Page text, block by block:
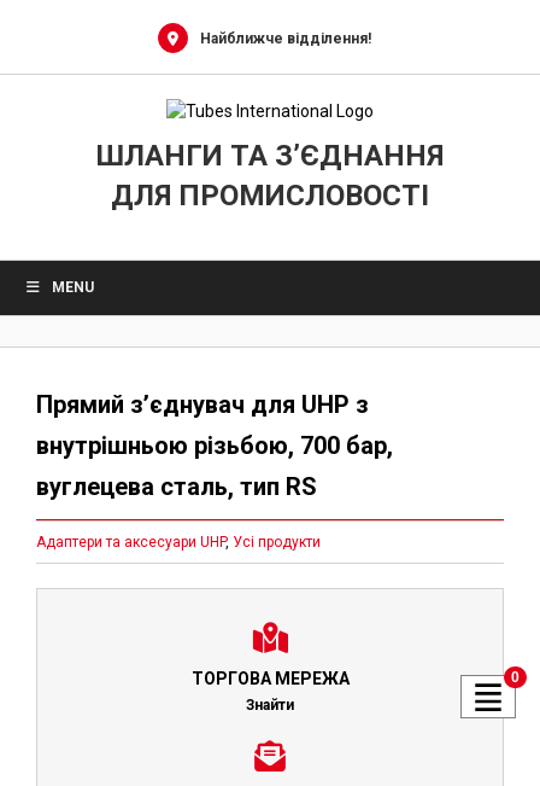
Найближче відділення!
ШЛАНГИ ТА З’ЄДНАННЯ
ДЛЯ ПРОМИСЛОВОСТІ
MENU
Прямий з’єднувач для UHP з
внутрішньою різьбою, 700 бар,
вуглецева сталь, тип RS
Адаптери та аксесуари UHP, Усі продукти
ТОРГОВА МЕРЕЖА
Знайти
0